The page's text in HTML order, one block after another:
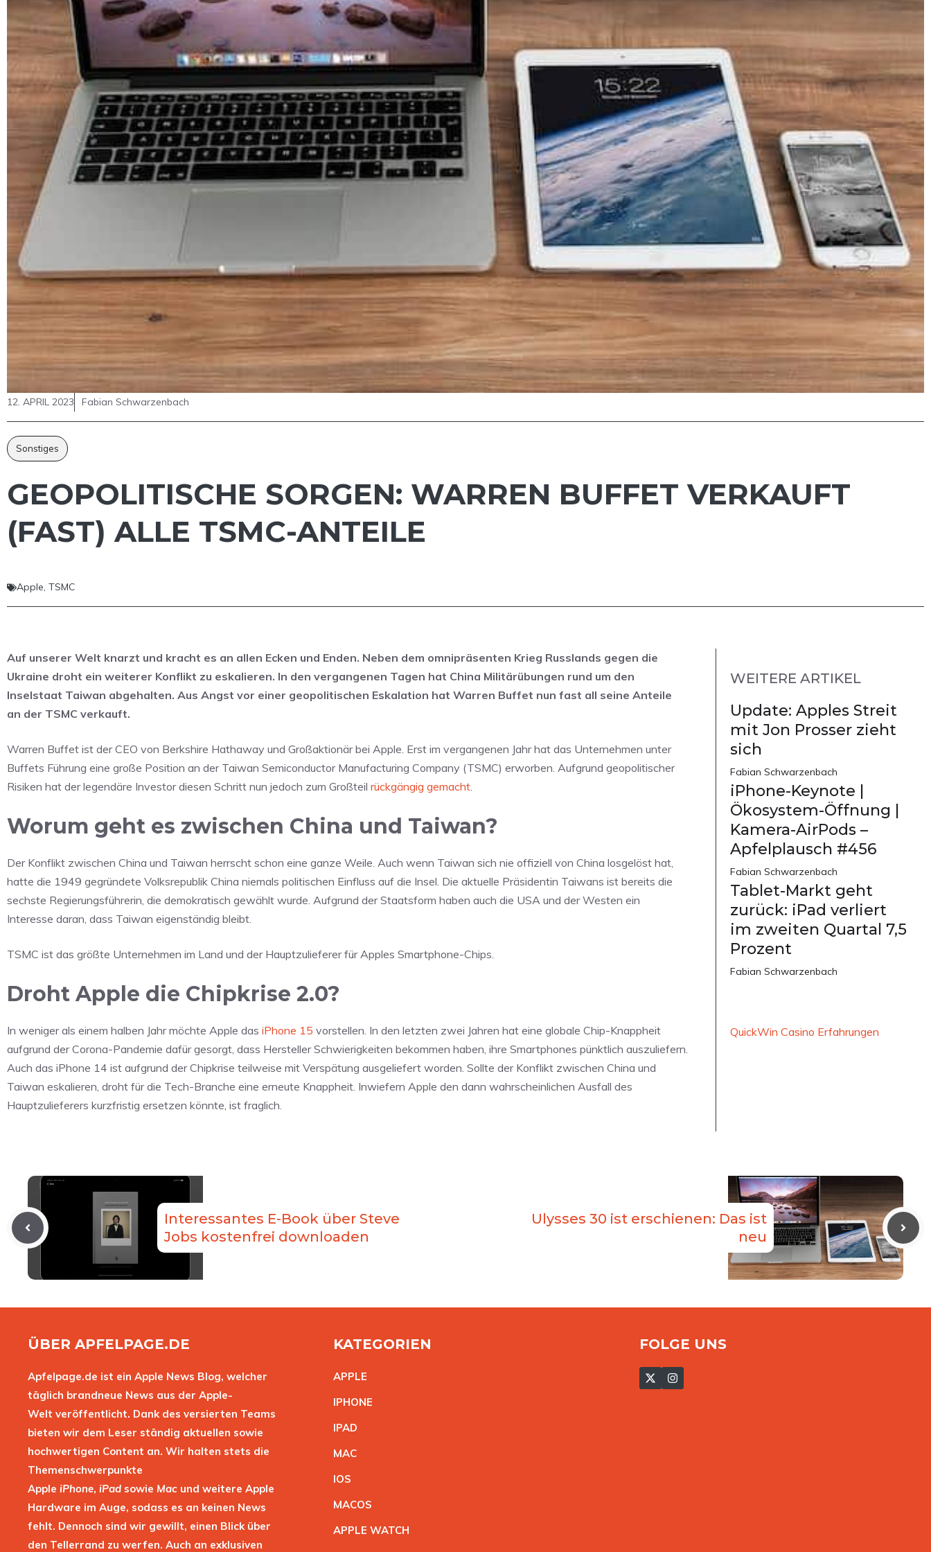
12. APRIL 2023 Fabian Schwarzenbach
Sonstiges
GEOPOLITISCHE SORGEN: WARREN BUFFET VERKAUFT
(FAST) ALLE TSMC-ANTEILE
Apple, TSMC
Auf unserer Welt knarzt und kracht es an allen Ecken und Enden. Neben dem omnipräsenten Krieg Russlands gegen die
Ukraine droht ein weiterer Konflikt zu eskalieren. In den vergangenen Tagen hat China Militärübungen rund um den
Inselstaat Taiwan abgehalten. Aus Angst vor einer geopolitischen Eskalation hat Warren Buffet nun fast all seine Anteile
an der TSMC verkauft.
Warren Buffet ist der CEO von Berkshire Hathaway und Großaktionär bei Apple. Erst im vergangenen Jahr hat das Unternehmen unter
Buffets Führung eine große Position an der Taiwan Semiconductor Manufacturing Company (TSMC) erworben. Aufgrund geopolitischer
Risiken hat der legendäre Investor diesen Schritt nun jedoch zum Großteil rückgängig gemacht.
Worum geht es zwischen China und Taiwan?
Der Konflikt zwischen China und Taiwan herrscht schon eine ganze Weile. Auch wenn Taiwan sich nie offiziell von China losgelöst hat,
hatte die 1949 gegründete Volksrepublik China niemals politischen Einfluss auf die Insel. Die aktuelle Präsidentin Taiwans ist bereits die
sechste Regierungsführerin, die demokratisch gewählt wurde. Aufgrund der Staatsform haben auch die USA und der Westen ein
Interesse daran, dass Taiwan eigenständig bleibt.
TSMC ist das größte Unternehmen im Land und der Hauptzulieferer für Apples Smartphone-Chips.
Droht Apple die Chipkrise 2.0?
In weniger als einem halben Jahr möchte Apple das iPhone 15 vorstellen. In den letzten zwei Jahren hat eine globale Chip-Knappheit
aufgrund der Corona-Pandemie dafür gesorgt, dass Hersteller Schwierigkeiten bekommen haben, ihre Smartphones pünktlich auszuliefern.
Auch das iPhone 14 ist aufgrund der Chipkrise teilweise mit Verspätung ausgeliefert worden. Sollte der Konflikt zwischen China und
Taiwan eskalieren, droht für die Tech-Branche eine erneute Knappheit. Inwiefern Apple den dann wahrscheinlichen Ausfall des
Hauptzulieferers kurzfristig ersetzen könnte, ist fraglich.
WEITERE ARTIKEL
Update: Apples Streit
mit Jon Prosser zieht
sich
Fabian Schwarzenbach
iPhone-Keynote |
Ökosystem-Öffnung |
Kamera-AirPods –
Apfelplausch #456
Fabian Schwarzenbach
Tablet-Markt geht
zurück: iPad verliert
im zweiten Quartal 7,5
Prozent
Fabian Schwarzenbach
QuickWin Casino Erfahrungen
Interessantes E-Book über Steve
Jobs kostenfrei downloaden
Ulysses 30 ist erschienen: Das ist
neu
ÜBER APFELPAGE.DE
Apfelpage.de ist ein Apple News Blog, welcher
täglich brandneue News aus der Apple-
Welt veröffentlicht. Dank des versierten Teams
bieten wir dem Leser ständig aktuellen sowie
hochwertigen Content an. Wir halten stets die
Themenschwerpunkte
Apple iPhone, iPad sowie Mac und weitere Apple
Hardware im Auge, sodass es an keinen News
fehlt. Dennoch sind wir gewillt, einen Blick über
den Tellerrand zu werfen. Auch an exklusiven
KATEGORIEN
APPLE
IPHONE
IPAD
MAC
IOS
MACOS
APPLE WATCH
FOLGE UNS